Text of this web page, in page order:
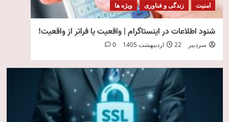
امنیت زندگی و فناوری ویژه ها
شنود اطلاعات در اینستاگرام | واقعیت یا فراتر از واقعیت!
سردبیر 22 اردیبهشت 1405 0